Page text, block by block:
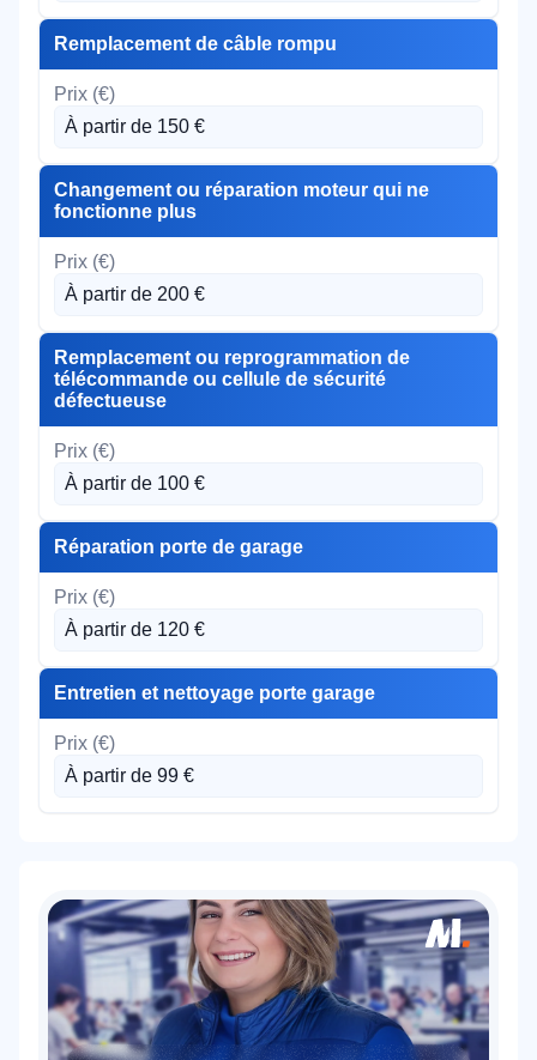
Remplacement de câble rompu
À partir de 150 €
Changement ou réparation moteur qui ne
fonctionne plus
À partir de 200 €
Remplacement ou reprogrammation de
télécommande ou cellule de sécurité
défectueuse
À partir de 100 €
Réparation porte de garage
À partir de 120 €
Entretien et nettoyage porte garage
À partir de 99 €